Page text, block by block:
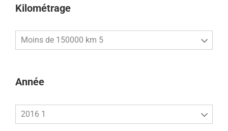
Kilométrage
Moins de 150000 km 5
Année
2016 1